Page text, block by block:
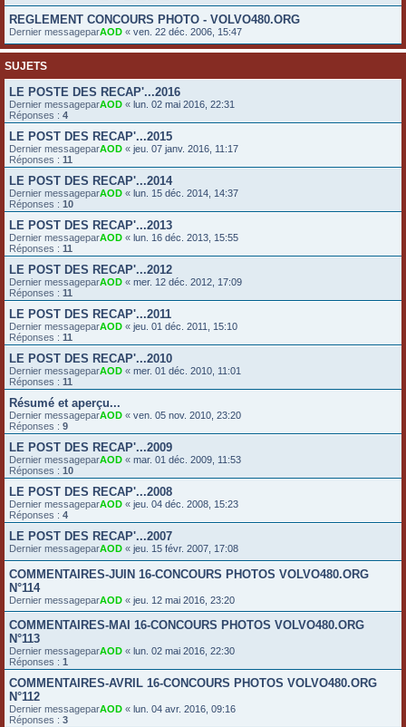
REGLEMENT CONCOURS PHOTO - VOLVO480.ORG
Dernier messageparAOD « ven. 22 déc. 2006, 15:47
SUJETS
LE POSTE DES RECAP'...2016
Dernier messageparAOD « lun. 02 mai 2016, 22:31
Réponses : 4
LE POST DES RECAP'...2015
Dernier messageparAOD « jeu. 07 janv. 2016, 11:17
Réponses : 11
LE POST DES RECAP'...2014
Dernier messageparAOD « lun. 15 déc. 2014, 14:37
Réponses : 10
LE POST DES RECAP'...2013
Dernier messageparAOD « lun. 16 déc. 2013, 15:55
Réponses : 11
LE POST DES RECAP'...2012
Dernier messageparAOD « mer. 12 déc. 2012, 17:09
Réponses : 11
LE POST DES RECAP'...2011
Dernier messageparAOD « jeu. 01 déc. 2011, 15:10
Réponses : 11
LE POST DES RECAP'...2010
Dernier messageparAOD « mer. 01 déc. 2010, 11:01
Réponses : 11
Résumé et aperçu...
Dernier messageparAOD « ven. 05 nov. 2010, 23:20
Réponses : 9
LE POST DES RECAP'...2009
Dernier messageparAOD « mar. 01 déc. 2009, 11:53
Réponses : 10
LE POST DES RECAP'...2008
Dernier messageparAOD « jeu. 04 déc. 2008, 15:23
Réponses : 4
LE POST DES RECAP'...2007
Dernier messageparAOD « jeu. 15 févr. 2007, 17:08
COMMENTAIRES-JUIN 16-CONCOURS PHOTOS VOLVO480.ORG
N°114
Dernier messageparAOD « jeu. 12 mai 2016, 23:20
COMMENTAIRES-MAI 16-CONCOURS PHOTOS VOLVO480.ORG
N°113
Dernier messageparAOD « lun. 02 mai 2016, 22:30
Réponses : 1
COMMENTAIRES-AVRIL 16-CONCOURS PHOTOS VOLVO480.ORG
N°112
Dernier messageparAOD « lun. 04 avr. 2016, 09:16
Réponses : 3